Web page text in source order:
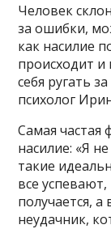
Человек
за ошибки,
как насилие
происходит и
себя ругать
психолог
Самая частая
насилие: «Я
такие
все успевают,
получается,
неудачник,